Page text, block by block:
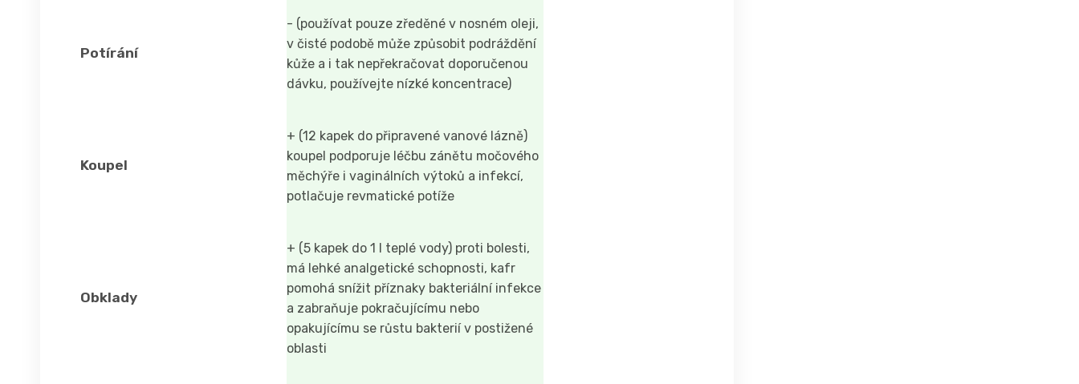
Potírání
- (používat pouze zředěné v nosném oleji,
v čisté podobě může způsobit podráždění
kůže a i tak nepřekračovat doporučenou
dávku, používejte nízké koncentrace)
Koupel
+ (12 kapek do připravené vanové lázně)
koupel podporuje léčbu zánětu močového
měchýře i vaginálních výtoků a infekcí,
potlačuje revmatické potíže
Obklady
+ (5 kapek do 1 l teplé vody) proti bolesti,
má lehké analgetické schopnosti, kafr
pomohá snížit příznaky bakteriální infekce
a zabraňuje pokračujícímu nebo
opakujícímu se růstu bakterií v postižené
oblasti